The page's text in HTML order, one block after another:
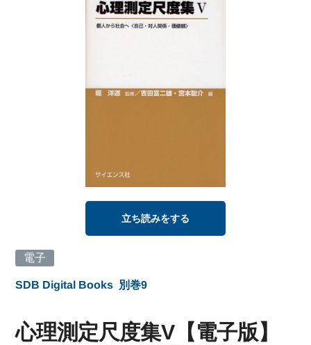
立ち読みをする
電子
SDB Digital Books 別巻9
心理測定尺度集V【電子版】